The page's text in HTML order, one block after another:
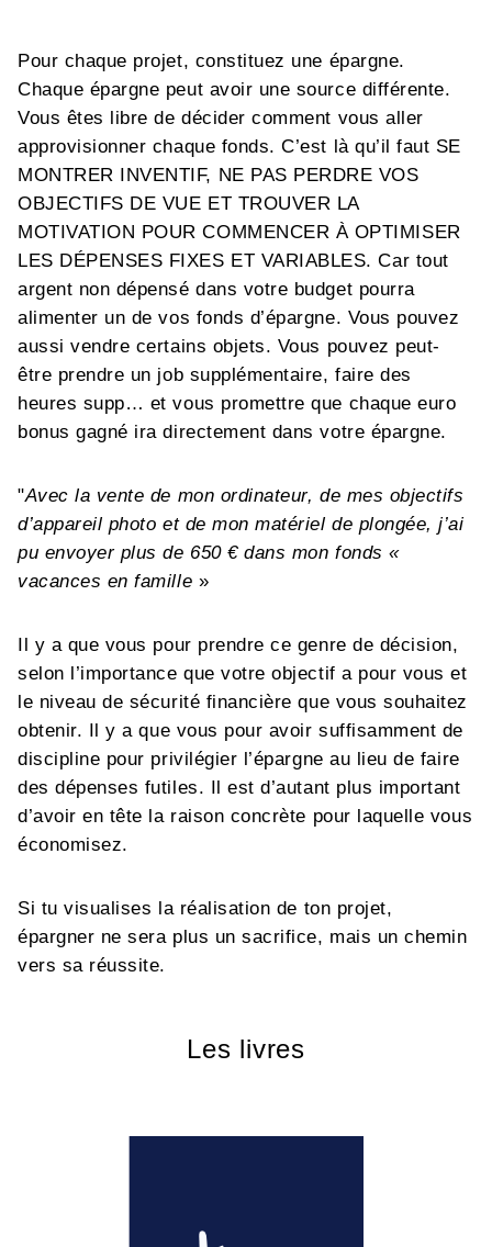
Pour chaque projet, constituez une épargne.
Chaque épargne peut avoir une source différente.
Vous êtes libre de décider comment vous aller
approvisionner chaque fonds. C’est là qu’il faut SE
MONTRER INVENTIF, NE PAS PERDRE VOS
OBJECTIFS DE VUE ET TROUVER LA
MOTIVATION POUR COMMENCER À OPTIMISER
LES DÉPENSES FIXES ET VARIABLES. Car tout
argent non dépensé dans votre budget pourra
alimenter un de vos fonds d’épargne. Vous pouvez
aussi vendre certains objets. Vous pouvez peut-
être prendre un job supplémentaire, faire des
heures supp… et vous promettre que chaque euro
bonus gagné ira directement dans votre épargne.
"Avec la vente de mon ordinateur, de mes objectifs
d’appareil photo et de mon matériel de plongée, j’ai
pu envoyer plus de 650 € dans mon fonds «
vacances en famille »
Il y a que vous pour prendre ce genre de décision,
selon l’importance que votre objectif a pour vous et
le niveau de sécurité financière que vous souhaitez
obtenir. Il y a que vous pour avoir suffisamment de
discipline pour privilégier l’épargne au lieu de faire
des dépenses futiles. Il est d’autant plus important
d’avoir en tête la raison concrète pour laquelle vous
économisez.
Si tu visualises la réalisation de ton projet,
épargner ne sera plus un sacrifice, mais un chemin
vers sa réussite.
Les livres